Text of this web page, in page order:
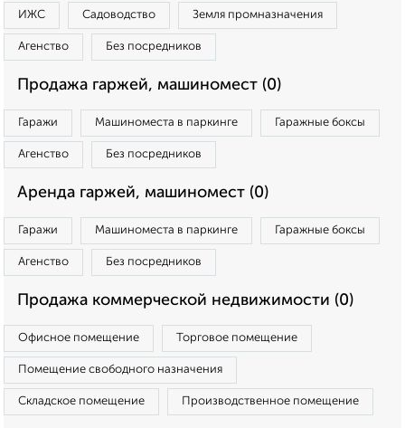
ИЖС Садоводство Земля промназначения
Агенство Без посредников
Продажа гаржей, машиномест (0)
Гаражи Машиноместа в паркинге Гаражные боксы
Агенство Без посредников
Аренда гаржей, машиномест (0)
Гаражи Машиноместа в паркинге Гаражные боксы
Агенство Без посредников
Продажа коммерческой недвижимости (0)
Офисное помещение Торговое помещение
Помещение свободного назначения
Складское помещение Производственное помещение